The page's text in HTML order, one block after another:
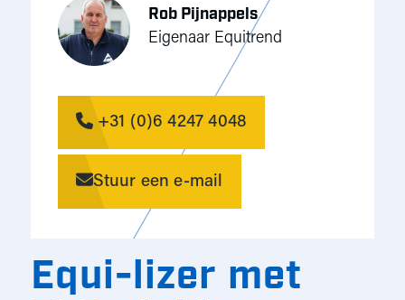
Rob Pijnappels
Eigenaar Equitrend
+31 (0)6 4247 4048
Stuur een e-mail
Equi-lizer met